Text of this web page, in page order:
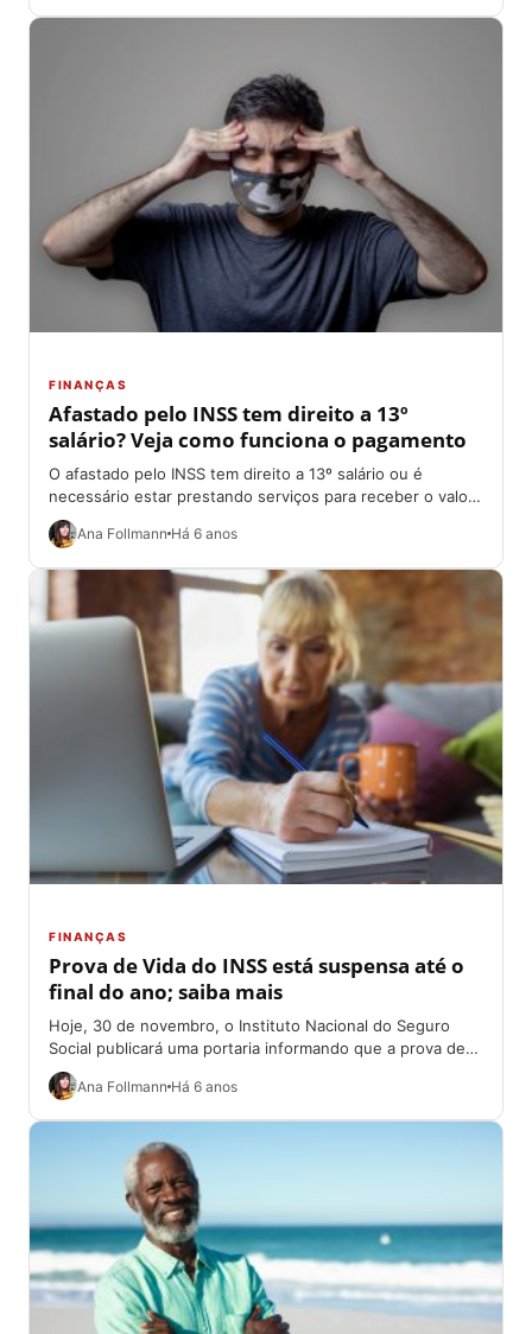
FINANÇAS
Afastado pelo INSS tem direito a 13º
salário? Veja como funciona o pagamento
O afastado pelo INSS tem direito a 13º salário ou é
necessário estar prestando serviços para receber o valor
do abono natalino?...
Ana Follmann Há 6 anos
FINANÇAS
Prova de Vida do INSS está suspensa até o
final do ano; saiba mais
Hoje, 30 de novembro, o Instituto Nacional do Seguro
Social publicará uma portaria informando que a prova de
vida do INSS está...
Ana Follmann Há 6 anos